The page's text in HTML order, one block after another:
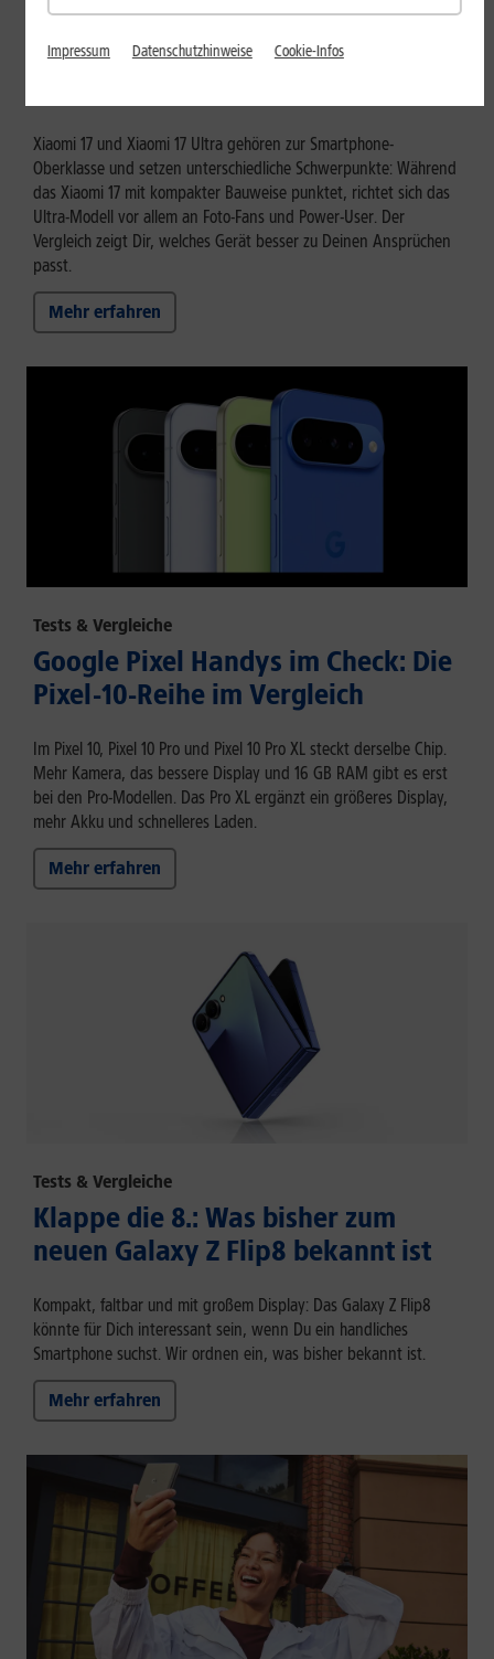
Tests & Vergleiche
Xiaomi 17 vs. Xiaomi 17 Ultra: Für
Xiaomi 17 und Xiaomi 17 Ultra gehören zur Smartphone-
Oberklasse und setzen unterschiedliche Schwerpunkte: Während
das Xiaomi 17 mit kompakter Bauweise punktet, richtet sich das
Ultra-Modell vor allem an Foto-Fans und Power-User. Der
Vergleich zeigt Dir, welches Gerät besser zu Deinen Ansprüchen
passt.
Mehr erfahren
Tests & Vergleiche
Google Pixel Handys im Check: Die
Pixel-10-Reihe im Vergleich
Im Pixel 10, Pixel 10 Pro und Pixel 10 Pro XL steckt derselbe Chip.
Mehr Kamera, das bessere Display und 16 GB RAM gibt es erst
bei den Pro-Modellen. Das Pro XL ergänzt ein größeres Display,
mehr Akku und schnelleres Laden.
Mehr erfahren
Tests & Vergleiche
Klappe die 8.: Was bisher zum
neuen Galaxy Z Flip8 bekannt ist
Kompakt, faltbar und mit großem Display: Das Galaxy Z Flip8
könnte für Dich interessant sein, wenn Du ein handliches
Smartphone suchst. Wir ordnen ein, was bisher bekannt ist.
Mehr erfahren
Impressum Datenschutzhinweise Cookie-Infos